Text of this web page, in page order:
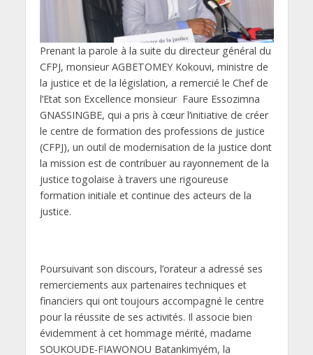
Prenant la parole à la suite du directeur général du
CFPJ, monsieur AGBETOMEY Kokouvi, ministre de
la justice et de la législation, a remercié le Chef de
l’Etat son Excellence monsieur Faure Essozimna
GNASSINGBE, qui a pris à cœur l’initiative de créer
le centre de formation des professions de justice
(CFPJ), un outil de modernisation de la justice dont
la mission est de contribuer au rayonnement de la
justice togolaise à travers une rigoureuse
formation initiale et continue des acteurs de la
justice.
Poursuivant son discours, l’orateur a adressé ses
remerciements aux partenaires techniques et
financiers qui ont toujours accompagné le centre
pour la réussite de ses activités. Il associe bien
évidemment à cet hommage mérité, madame
SOUKOUDE-FIAWONOU Batankimyém, la